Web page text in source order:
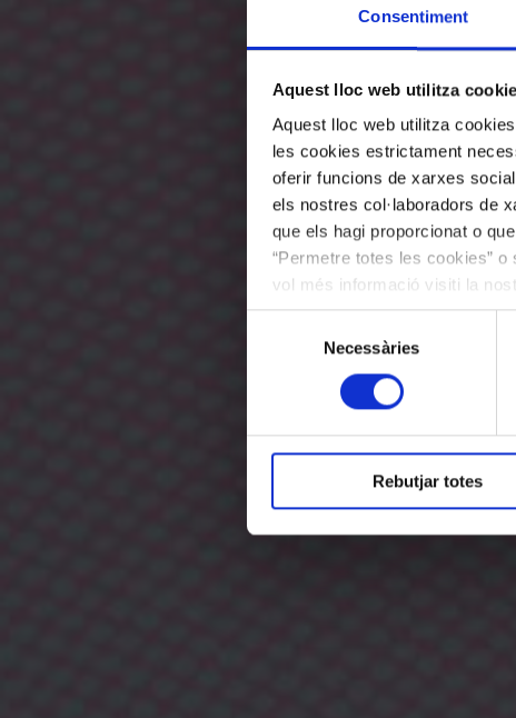
Consentiment
Aquest lloc web utilitza
Aquest lloc web utilitza
les cookies estrictament
oferir funcions de xarxes
els nostres col·laboradors de
que els hagi proporcionat o
“Permetre totes les cookies”
vol més informació visiti la
les cookies en qualsevol
consentiment
Necessàries
Rebutjar totes